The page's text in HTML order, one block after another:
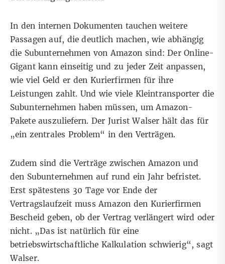
In den internen Dokumenten tauchen weitere
Passagen auf, die deutlich machen, wie abhängig
die Subunternehmen von Amazon sind: Der Online-
Gigant kann einseitig und zu jeder Zeit anpassen,
wie viel Geld er den Kurierfirmen für ihre
Leistungen zahlt. Und wie viele Kleintransporter die
Subunternehmen haben müssen, um Amazon-
Pakete auszuliefern. Der Jurist Walser hält das für
„ein zentrales Problem“ in den Verträgen.
Zudem sind die Verträge zwischen Amazon und
den Subunternehmen auf rund ein Jahr befristet.
Erst spätestens 30 Tage vor Ende der
Vertragslaufzeit muss Amazon den Kurierfirmen
Bescheid geben, ob der Vertrag verlängert wird oder
nicht. „Das ist natürlich für eine
betriebswirtschaftliche Kalkulation schwierig“, sagt
Walser.